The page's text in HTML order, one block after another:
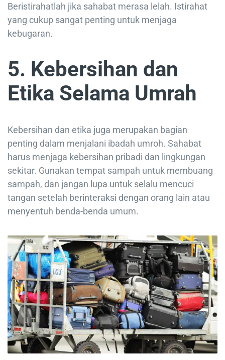
Beristirahatlah jika sahabat merasa lelah. Istirahat
yang cukup sangat penting untuk menjaga
kebugaran.
5. Kebersihan dan
Etika Selama Umrah
Kebersihan dan etika juga merupakan bagian
penting dalam menjalani ibadah umroh. Sahabat
harus menjaga kebersihan pribadi dan lingkungan
sekitar. Gunakan tempat sampah untuk membuang
sampah, dan jangan lupa untuk selalu mencuci
tangan setelah berinteraksi dengan orang lain atau
menyentuh benda-benda umum.